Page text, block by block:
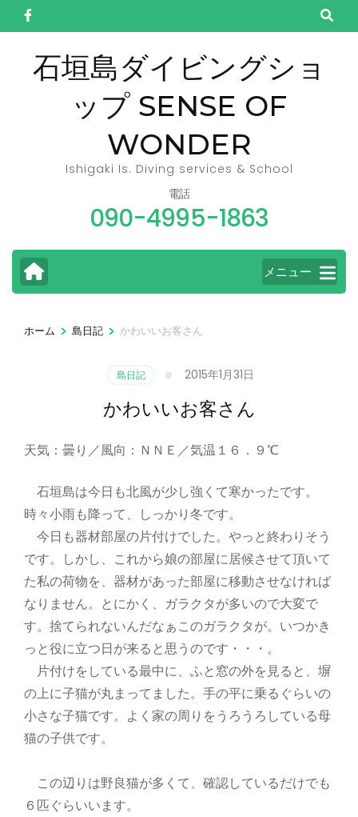
ン
石垣島ダイビングショ
ップ SENSE OF
WONDER
Ishigaki Is. Diving services & School
電話
090-4995-1863
メニュー
ホーム > 島日記 > かわいいお客さん
島日記 2015年1月31日
かわいいお客さん
天気：曇り／風向：ＮＮＥ／気温１６．９℃
石垣島は今日も北風が少し強くて寒かったです。
時々小雨も降って、しっかり冬です。
今日も器材部屋の片付けでした。やっと終わりそう
です。しかし、これから娘の部屋に居候させて頂いて
た私の荷物を、器材があった部屋に移動させなければ
なりません。とにかく、ガラクタが多いので大変で
す。捨てられないんだなぁこのガラクタが。いつかき
っと役に立つ日が来ると思うのです・・・。
片付けをしている最中に、ふと窓の外を見ると、塀
の上に子猫が丸まってました。手の平に乗るぐらいの
小さな子猫です。よく家の周りをうろうろしている母
猫の子供です。
この辺りは野良猫が多くて、確認しているだけでも
６匹ぐらいいます。